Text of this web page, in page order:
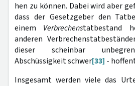
hen zu können. Dabei wird aber
dass der Gesetzgeber den
einem Verbrechenstatbestand
anderen
dieser scheinbar
Abschüssigkeit schwer[33] -
Insgesamt werden viele das